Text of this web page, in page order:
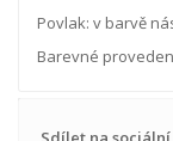
Povlak: v barvě
Barevné